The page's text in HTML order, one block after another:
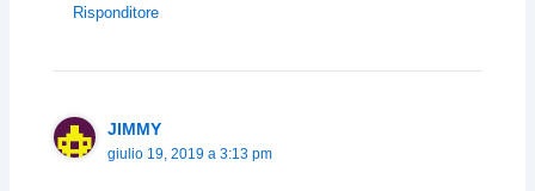
Risponditore
JIMMY
giulio 19, 2019 a 3:13 pm